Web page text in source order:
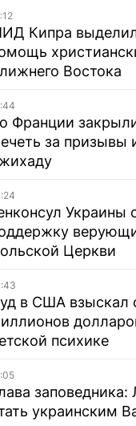
Кипра выделил
Востока
Франции
за призывы
Украины
Церкви
в США взыскал
психике
украинским